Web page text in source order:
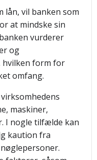
lån, vil banken som
at mindske sin
vurderer
og
form for
omfang.
maskiner,
I nogle tilfælde kan
kaution fra